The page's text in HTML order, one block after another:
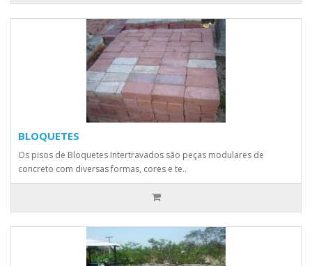
BLOQUETES
Os pisos de Bloquetes Intertravados são peças modulares de
concreto com diversas formas, cores e te..